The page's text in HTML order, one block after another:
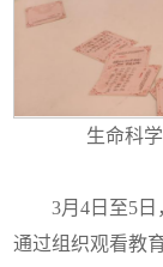
生命科
3月4日至5日
通过组织观看教